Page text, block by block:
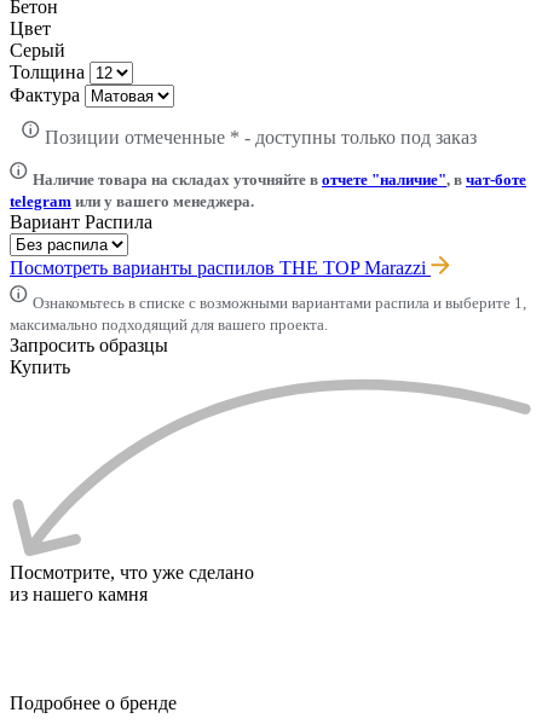
Бетон
Цвет
Серый
Толщина
Фактура
Позиции отмеченные * - доступны только под заказ
Наличие товара на складах уточняйте в отчете "наличие", в чат-боте
telegram или у вашего менеджера.
Вариант Распила
Посмотреть варианты распилов THE TOP Marazzi
Ознакомьтесь в списке с возможными вариантами распила и выберите 1,
максимально подходящий для вашего проекта.
Запросить образцы
Купить
Посмотрите, что уже сделано
из нашего камня
Подробнее о бренде